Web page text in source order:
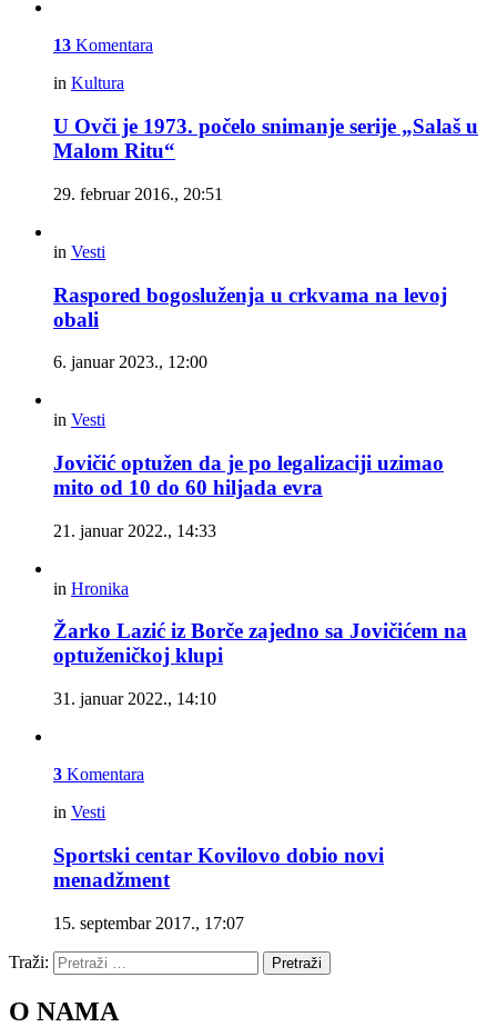
13 Komentara
in Kultura
U Ovči je 1973. počelo snimanje serije „Salaš u
Malom Ritu“
29. februar 2016., 20:51
in Vesti
Raspored bogosluženja u crkvama na levoj
obali
6. januar 2023., 12:00
in Vesti
Jovičić optužen da je po legalizaciji uzimao
mito od 10 do 60 hiljada evra
21. januar 2022., 14:33
in Hronika
Žarko Lazić iz Borče zajedno sa Jovičićem na
optuženičkoj klupi
31. januar 2022., 14:10
3 Komentara
in Vesti
Sportski centar Kovilovo dobio novi
menadžment
15. septembar 2017., 17:07
Traži: Pretraži
O NAMA